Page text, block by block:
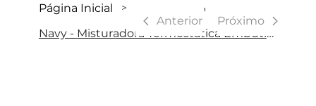
Página Inicial >
Navy - Misturadora Termostática Embutida
Anterior Próximo